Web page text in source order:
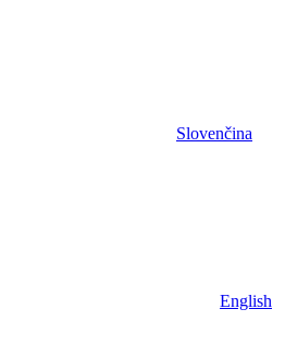
Slovenčina
English